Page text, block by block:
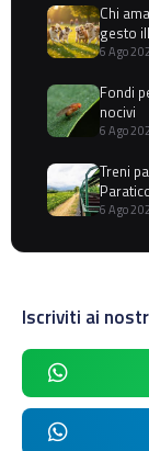
Chi
gesto
6 Ago
Fondi
nocivi
6 Ago
Treni
6 Ago
Iscriviti ai